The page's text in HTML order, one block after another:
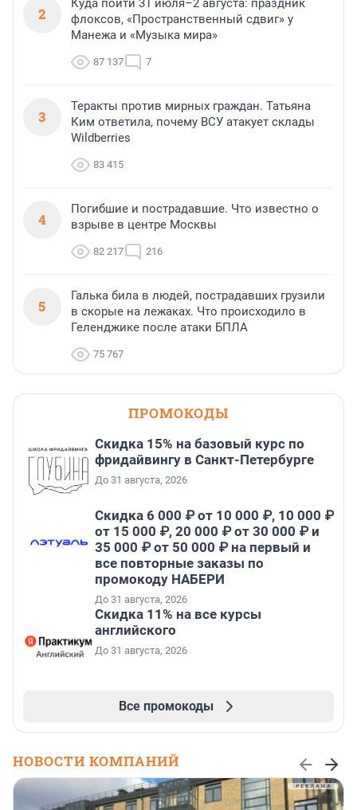
2
Куда пойти 31 июля–2 августа: праздник
флоксов, «Пространственный сдвиг» у
Манежа и «Музыка мира»
87 137 7
3
Теракты против мирных граждан. Татьяна
Ким ответила, почему ВСУ атакует склады
Wildberries
83 415
4
Погибшие и пострадавшие. Что известно о
взрыве в центре Москвы
82 217 216
5
Галька била в людей, пострадавших грузили
в скорые на лежаках. Что происходило в
Геленджике после атаки БПЛА
75 767
ПРОМОКОДЫ
Скидка 15% на базовый курс по
фридайвингу в Санкт-Петербурге
До 31 августа, 2026
Скидка 6 000 ₽ от 10 000 ₽, 10 000 ₽
от 15 000 ₽, 20 000 ₽ от 30 000 ₽ и
35 000 ₽ от 50 000 ₽ на первый и
все повторные заказы по
промокоду НАБЕРИ
До 31 августа, 2026
Скидка 11% на все курсы
английского
До 31 августа, 2026
Все промокоды
НОВОСТИ КОМПАНИЙ